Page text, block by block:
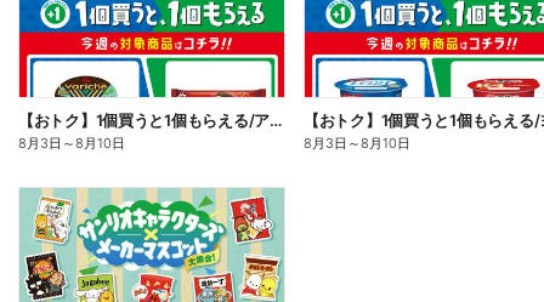
【おトク】1個買うと1個もらえる/アイス
8月3日 ～8月10日 8月3日 ～8月10日